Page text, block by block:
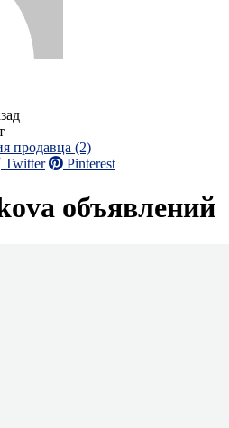
продавца (2)
Twitter Pinterest
объявлений